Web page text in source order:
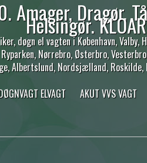
Dragør,
Helsingør.
døgn el vagten i København,
Nørrebro, Østerbro,
Albertslund, Nordsjælland, Roskilde,
ELVAGT AKUT VVS VAGT